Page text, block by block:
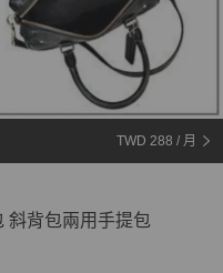
TWD 288 / 月
斜背包兩用手提包